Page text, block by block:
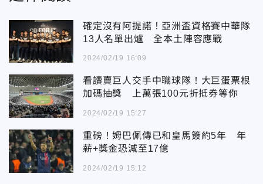
確定沒有阿提諾！亞洲盃資格賽中華隊
13人名單出爐 全本土陣容應戰
2024/02/19 16:09
看讀賣巨人交手中職球隊！大巨蛋票根
加碼抽獎 上萬張100元折抵券等你
2024/02/19 15:27
重磅！姆巴佩傳已和皇馬簽約5年 年
薪+獎金恐減至17億
2024/02/19 15:12